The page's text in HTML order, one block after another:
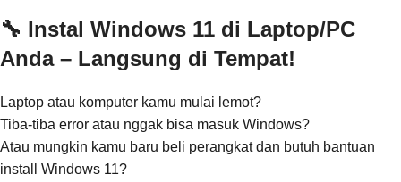
🔧 Instal Windows 11 di Laptop/PC
Anda – Langsung di Tempat!
Laptop atau komputer kamu mulai lemot?
Tiba-tiba error atau nggak bisa masuk Windows?
Atau mungkin kamu baru beli perangkat dan butuh bantuan
install Windows 11?